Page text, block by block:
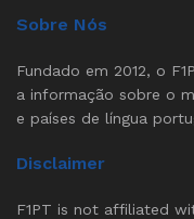
Sobre Nós
Fundado em 2012, o
a informação sobre o
e países de língua
Disclaimer
F1PT is not affiliated